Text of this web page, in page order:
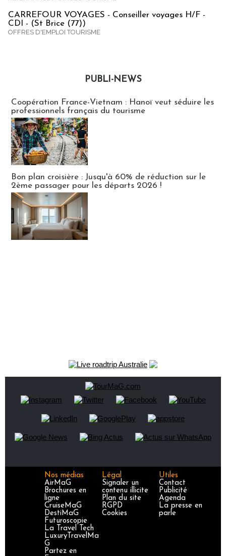
CARREFOUR VOYAGES - Conseiller voyages H/F -
CDI - (St Brice (77))
OFFRES D'EMPLOI TOURISME
PUBLI-NEWS
Coopération France-Vietnam : Hanoï veut séduire les
professionnels français du tourisme
Bon plan croisière : Jusqu'à 60% de réduction sur le
2ème passager pour les départs 2026 !
Nos médias
AirMaG
Brochures en
ligne
CruiseMaG
DestiMaG
Futuroscopie
La Travel Tech
LuxuryTravelMa
G
Partez en
Légal
Signaler un
contenu illicite
Plan du site
RGPD
Cookies
Utiles
Contact
Publicité
Agenda
La presse en
parle